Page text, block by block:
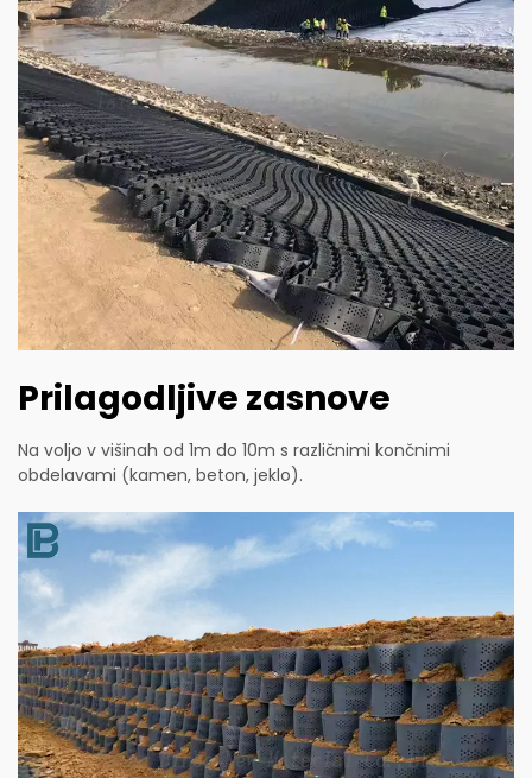
Prilagodljive zasnove
Na voljo v višinah od 1m do 10m s različnimi končnimi
obdelavami (kamen, beton, jeklo).